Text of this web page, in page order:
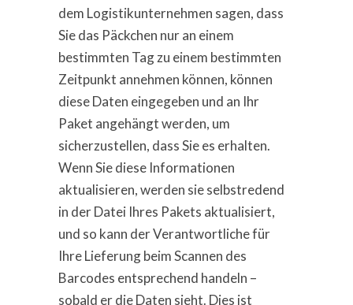
dem Logistikunternehmen sagen, dass
Sie das Päckchen nur an einem
bestimmten Tag zu einem bestimmten
Zeitpunkt annehmen können, können
diese Daten eingegeben und an Ihr
Paket angehängt werden, um
sicherzustellen, dass Sie es erhalten.
Wenn Sie diese Informationen
aktualisieren, werden sie selbstredend
in der Datei Ihres Pakets aktualisiert,
und so kann der Verantwortliche für
Ihre Lieferung beim Scannen des
Barcodes entsprechend handeln –
sobald er die Daten sieht. Dies ist